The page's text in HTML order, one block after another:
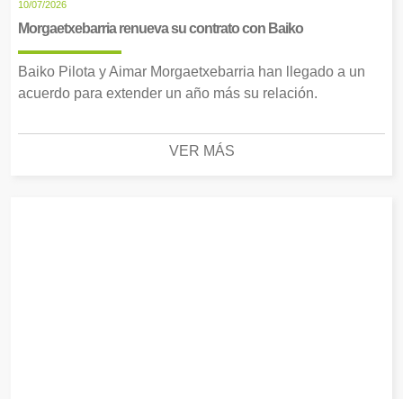
10/07/2026
Morgaetxebarria renueva su contrato con Baiko
Baiko Pilota y Aimar Morgaetxebarria han llegado a un
acuerdo para extender un año más su relación.
VER MÁS